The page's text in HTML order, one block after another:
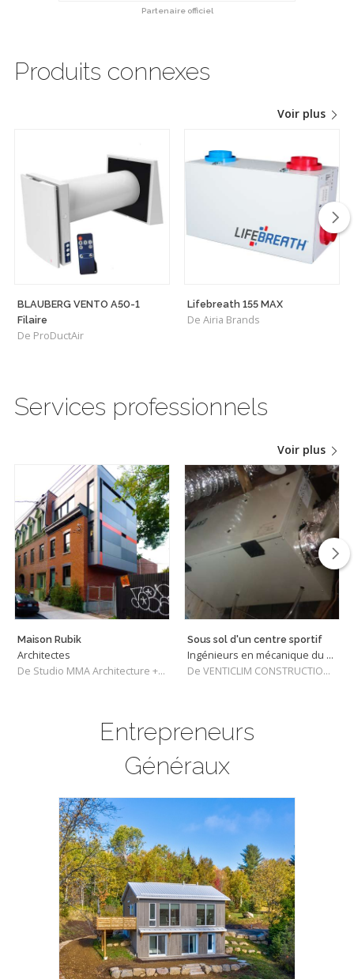
Partenaire officiel
Produits connexes
Voir plus
BLAUBERG VENTO A50-1
Filaire
De ProDuctAir
Lifebreath 155 MAX
De Airia Brands
Services professionnels
Voir plus
Maison Rubik
Architectes
De Studio MMA Architecture + Design
Sous sol d'un centre sportif
Ingénieurs en mécanique du bâtiment
De VENTICLIM CONSTRUCTIONS INC
Entrepreneurs
Généraux